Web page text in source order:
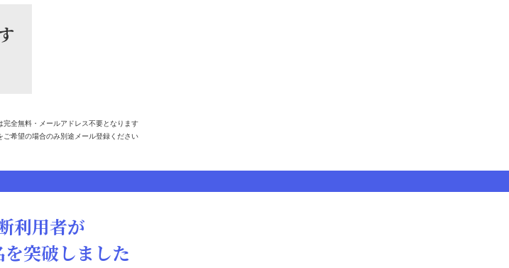
全無料・メールアドレス不要となります
希望の場合のみ別途メール登録ください
利用者が
を突破しました